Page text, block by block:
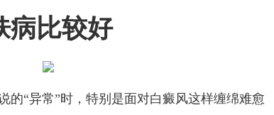
病比较好
的“异常”时，特别是面对白癜风这样缠绵难愈